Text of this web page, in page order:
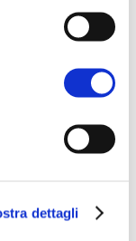
dettagli
se sei
accedere.